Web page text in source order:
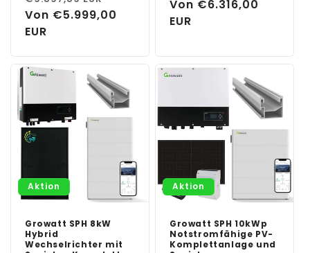
Preis
Von €5.999,00
EUR
Preis
Von €6.316,00
EUR
Aktion
Growatt SPH 8kW
Hybrid
Wechselrichter mit
Aktion
Growatt SPH 10kWp
Notstromfähige PV-
Komplettanlage und